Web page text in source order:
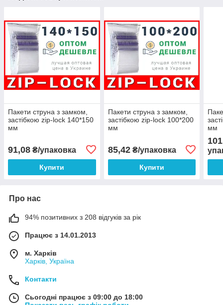
Пакети струна з замком,
застібкою zip-lock 140*150
мм
91,08 ₴/упаковка
Купити
Пакети струна з замком,
застібкою zip-lock 100*200
мм
85,42₴/упаковка
Купити
мм
Про нас
94% позитивних з 208 відгуків за рік
Працює з 14.01.2013
м. Харків
Харків, Україна
Контакти
Сьогодні працює з 09:00 до 18:00